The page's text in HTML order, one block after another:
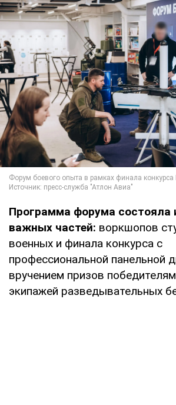
Программа форума состояла
важных частей: воркшопов
военных и финала конкурса с
профессиональной панельной
вручением призов
экипажей разведывательных